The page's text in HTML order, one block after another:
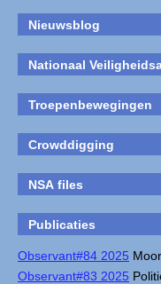
Nieuwsblog
Nationaal
Troepenbewegingen
Crowddigging
NSA files
Publicaties
Observant#84 2025
Observant#83 2025